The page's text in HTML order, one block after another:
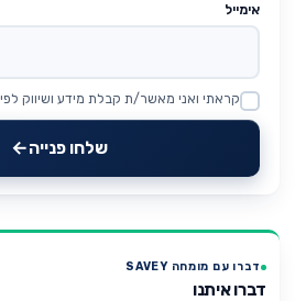
אימייל
Website
קראתי ואני מאשר/ת קבלת מידע ושיווק לפי
שלחו פנייה
דברו עם מומחה SAVEY
דברו איתנו